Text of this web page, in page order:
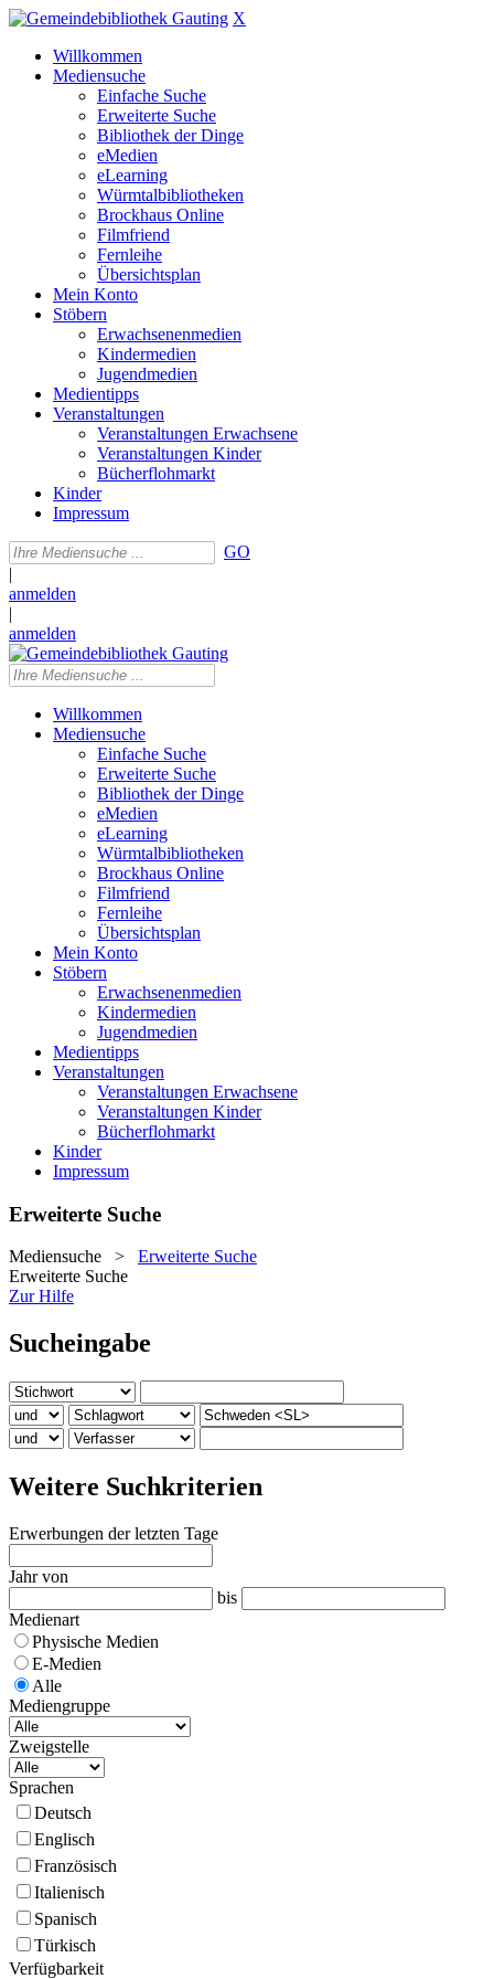
X
Willkommen
Mediensuche
Einfache Suche
Erweiterte Suche
Bibliothek der Dinge
eMedien
eLearning
Würmtalbibliotheken
Brockhaus Online
Filmfriend
Fernleihe
Übersichtsplan
Mein Konto
Stöbern
Erwachsenenmedien
Kindermedien
Jugendmedien
Medientipps
Veranstaltungen
Veranstaltungen Erwachsene
Veranstaltungen Kinder
Bücherflohmarkt
Kinder
Impressum
GO
|
anmelden
|
anmelden
Willkommen
Mediensuche
Einfache Suche
Erweiterte Suche
Bibliothek der Dinge
eMedien
eLearning
Würmtalbibliotheken
Brockhaus Online
Filmfriend
Fernleihe
Übersichtsplan
Mein Konto
Stöbern
Erwachsenenmedien
Kindermedien
Jugendmedien
Medientipps
Veranstaltungen
Veranstaltungen Erwachsene
Veranstaltungen Kinder
Bücherflohmarkt
Kinder
Impressum
Erweiterte Suche
Mediensuche > Erweiterte Suche
Erweiterte Suche
Zur Hilfe
Sucheingabe
Weitere Suchkriterien
Erwerbungen der letzten Tage
Jahr von
bis
Medienart
Physische Medien
E-Medien
Alle
Mediengruppe
Zweigstelle
Sprachen
Deutsch
Englisch
Französisch
Italienisch
Spanisch
Türkisch
Verfügbarkeit